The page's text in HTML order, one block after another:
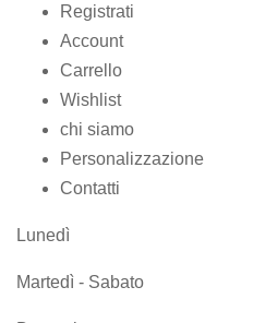
Registrati
Account
Carrello
Wishlist
chi siamo
Personalizzazione
Contatti
Lunedì
Martedì - Sabato